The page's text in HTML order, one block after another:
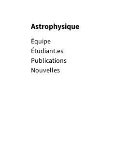
Astrophysique
Équipe
Étudiant.es
Publications
Nouvelles